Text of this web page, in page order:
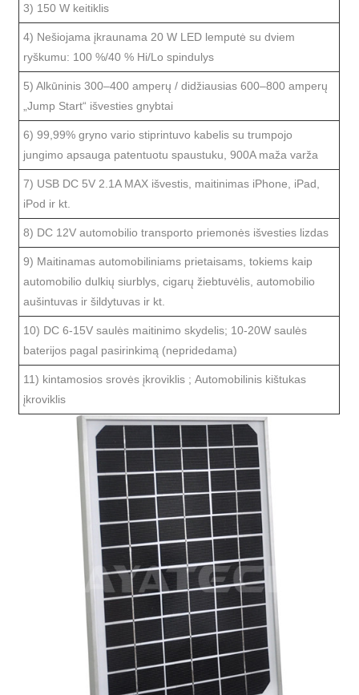
3) 150 W keitiklis
4) Nešiojama įkraunama 20 W LED lemputė su dviem
ryškumu: 100 %/40 % Hi/Lo spindulys
5) Alkūninis 300–400 amperų / didžiausias 600–800 amperų
„Jump Start“ išvesties gnybtai
6) 99,99% gryno vario stiprintuvo kabelis su trumpojo
jungimo apsauga patentuotu spaustuku, 900A maža varža
7) USB DC 5V 2.1A MAX išvestis, maitinimas iPhone, iPad,
iPod ir kt.
8) DC 12V automobilio transporto priemonės išvesties lizdas
9) Maitinamas automobiliniams prietaisams, tokiems kaip
automobilio dulkių siurblys, cigarų žiebtuvėlis, automobilio
aušintuvas ir šildytuvas ir kt.
10) DC 6-15V saulės maitinimo skydelis; 10-20W saulės
baterijos pagal pasirinkimą (nepridedama)
11) kintamosios srovės įkroviklis ; Automobilinis kištukas
įkroviklis